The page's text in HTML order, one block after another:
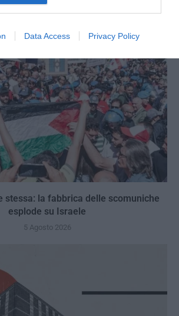
Data Access Privacy Policy
5 Agosto 2026
stessa: la fabbrica delle scomuniche
esplode su Israele
5 Agosto 2026